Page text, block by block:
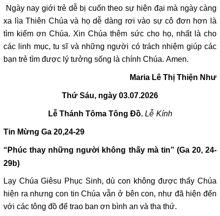
Ngày nay giới trẻ dễ bị cuốn theo sự hiện đại mà ngày càng
xa lìa Thiên Chúa và họ dễ dàng rơi vào sự cô đơn hơn là
tìm kiếm ơn Chúa. Xin Chúa thêm sức cho họ, nhất là cho
các linh mục, tu sĩ và những người có trách nhiệm giúp các
bạn trẻ tìm được lý tưởng sống là chính Chúa. Amen.
Maria Lê Thị Thiện Như
Thứ Sáu, ngày 03.07.2026
Lễ Thánh Tôma Tông Đồ. Lễ Kính
Tin Mừng Ga 20,24-29
“Phúc thay những người không thấy mà tin” (Ga 20, 24-
29b)
Lạy Chúa Giêsu Phục Sinh, dù con không được thấy Chúa
hiện ra nhưng con tin Chúa vẫn ở bên con, như đã hiện đến
với các tông đồ để trao ban ơn bình an và tha thứ.